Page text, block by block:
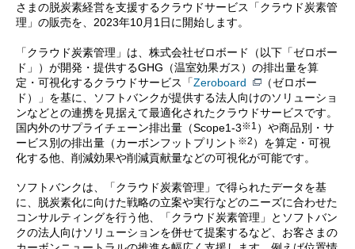
さまの脱炭素経営を支援するクラウドサービス「クラウド炭素管
理」の販売を、2023年10月1日に開始します。
「クラウド炭素管理」は、株式会社ゼロボード（以下「ゼロボー
ド」）が開発・提供するGHG（温室効果ガス）の排出量を算
定・可視化するクラウドサービス「Zeroboard
（ゼロボー
ド）」を基に、ソフトバンクが提供する法人向けのソリューショ
ンなどとの連携を見据えて最適化されたクラウドサービスです。
国内外のサプライチェーン排出量（Scope1-3※1 ）や商品別・サ
ービス別の排出量（カーボンフットプリント ※2 ）を算定・可視
化する他、削減効果や削減貢献量などの可視化が可能です。
ソフトバンクは、「クラウド炭素管理」で得られたデータを基
に、脱炭素化に向けた戦略の立案や実行などのニーズに合わせた
コンサルティングを行う他、「クラウド炭素管理」とソフトバン
クの法人向けソリューションを併せて提案するなど、お客さまの